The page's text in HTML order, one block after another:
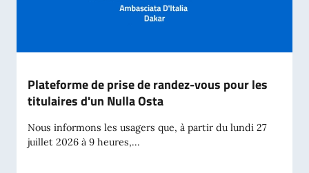
Plateforme de prise de randez-vous pour les
titulaires d'un Nulla Osta
Nous informons les usagers que, à partir du lundi 27
juillet 2026 à 9 heures,...